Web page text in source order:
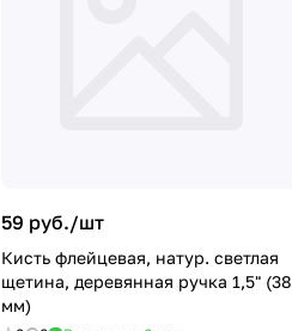
59 руб./шт
Кисть флейцевая, натур. cветлая
щетина, деревянная ручка 1,5" (38
мм)